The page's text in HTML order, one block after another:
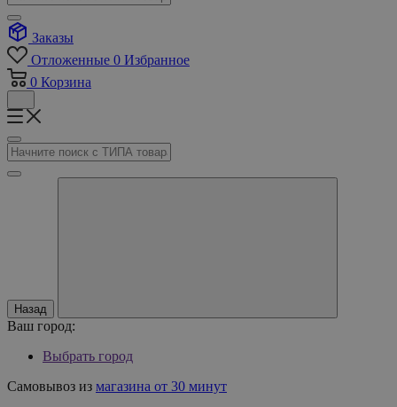
Заказы
Отложенные 0 Избранное
0 Корзина
Назад
Ваш город:
Выбрать город
Самовывоз из магазина от 30 минут